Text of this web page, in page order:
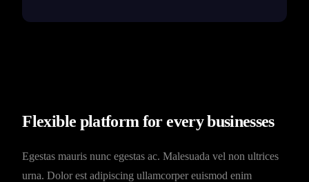
Flexible platform for every businesses
Egestas mauris nunc egestas ac. Malesuada vel non ultrices
urna. Dolor est adipiscing ullamcorper euismod enim